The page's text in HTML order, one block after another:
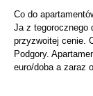
Co do
Ja z tegorocznego
przyzwoitej cenie.
Podgory.
euro/doba a zaraz